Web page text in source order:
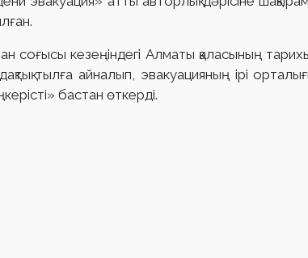
соғысы кезеңіндегі Алматы қаласының
тылға айналып, эвакуацияның ірі
бастан өткерді.